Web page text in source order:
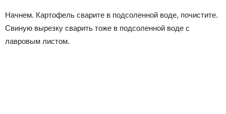
Начнем. Картофель сварите в подсоленной воде, почистите.
Свиную вырезку сварить тоже в подсоленной воде с
лавровым листом.